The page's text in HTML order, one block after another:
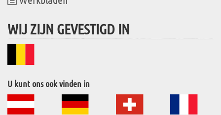
WIJ ZIJN GEVESTIGD IN
U kunt ons ook vinden in